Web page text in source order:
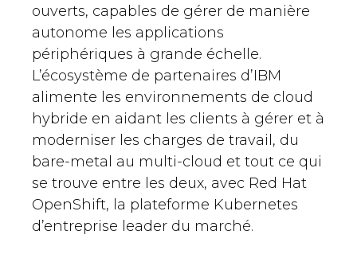
ouverts, capables de gérer de manière
autonome les applications
périphériques à grande échelle.
L’écosystème de partenaires d’IBM
alimente les environnements de cloud
hybride en aidant les clients à gérer et à
moderniser les charges de travail, du
bare-metal au multi-cloud et tout ce qui
se trouve entre les deux, avec Red Hat
OpenShift, la plateforme Kubernetes
d’entreprise leader du marché.